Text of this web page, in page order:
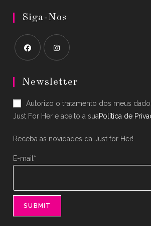
Siga-Nos
in
new
tab
in
new
tab
Newsletter
Autorizo o tratamento dos meus
Just For Her e aceito a suaPolítica de
Receba as novidades da Just for Her!
E-mail*